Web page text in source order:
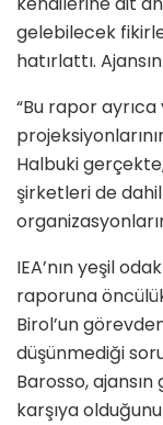
gelebilecek
hatırlattı.
“Bu rapor
Halbuki
şirketleri de
IEA’nın yeşil
raporuna
Birol’un
düşünmediği
Barosso,
karşıya